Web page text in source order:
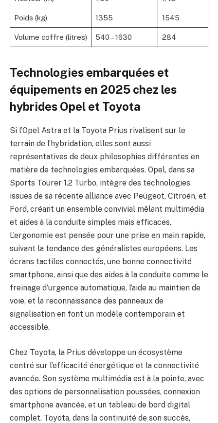
Poids (kg) 1355 1545
Volume coffre (litres) 540 – 1630 284
Technologies embarquées et
équipements en 2025 chez les
hybrides Opel et Toyota
Si l’Opel Astra et la Toyota Prius rivalisent sur le
terrain de l’hybridation, elles sont aussi
représentatives de deux philosophies différentes en
matière de technologies embarquées. Opel, dans sa
Sports Tourer 1.2 Turbo, intègre des technologies
issues de sa récente alliance avec Peugeot, Citroën, et
Ford, créant un ensemble convivial mêlant multimédia
et aides à la conduite simples mais efficaces.
L’ergonomie est pensée pour une prise en main rapide,
suivant la tendance des généralistes européens. Les
écrans tactiles connectés, une bonne connectivité
smartphone, ainsi que des aides à la conduite comme le
freinage d’urgence automatique, l’aide au maintien de
voie, et la reconnaissance des panneaux de
signalisation en font un modèle contemporain et
accessible.
Chez Toyota, la Prius développe un écosystème
centré sur l’efficacité énergétique et la connectivité
avancée. Son système multimédia est à la pointe, avec
des options de personnalisation poussées, connexion
smartphone avancée, et un tableau de bord digital
complet. Toyota, dans la continuité de son succès,